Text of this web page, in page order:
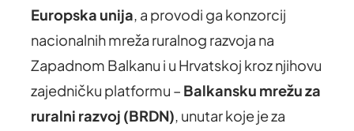
Europska unija, a provodi ga konzorcij
nacionalnih mreža ruralnog razvoja na
Zapadnom Balkanu i u Hrvatskoj kroz njihovu
zajedničku platformu – Balkansku mrežu za
ruralni razvoj (BRDN), unutar koje je za